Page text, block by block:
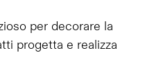
per decorare la
progetta e realizza